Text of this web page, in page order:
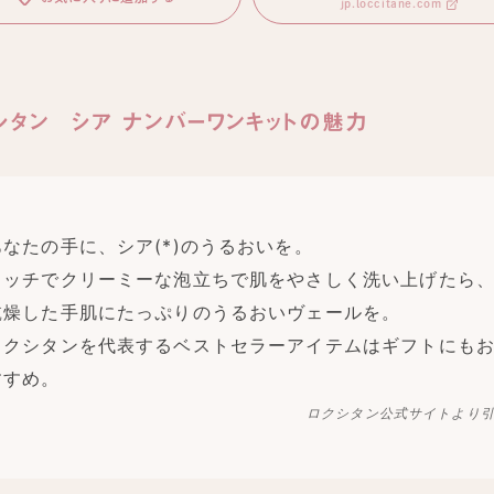
jp.loccitane.com
タン シア ナンバーワンキットの魅力
たの手に、シア(*)のうるおいを。
チでクリーミーな泡立ちで肌をやさしく洗い上げたら、
した手肌にたっぷりのうるおいヴェールを。
シタンを代表するベストセラーアイテムはギフトにもお
め。
ロクシタン公式サイトより